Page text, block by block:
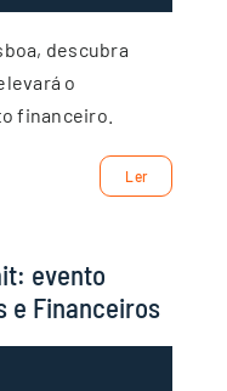
descubra
o
financeiro.
Ler
evento
e Financeiros